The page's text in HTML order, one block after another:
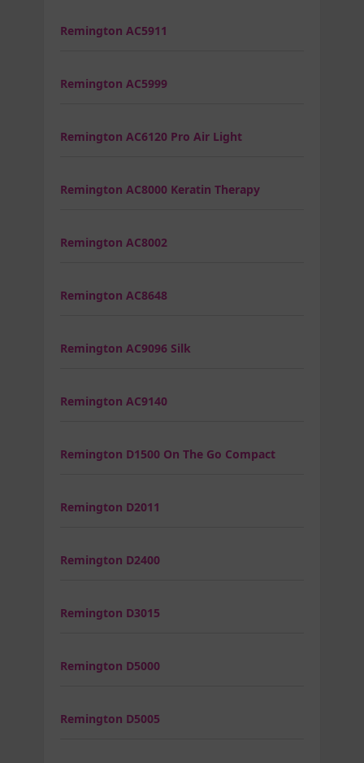
Remington AC5911
Remington AC5999
Remington AC6120 Pro Air Light
Remington AC8000 Keratin Therapy
Remington AC8002
Remington AC8648
Remington AC9096 Silk
Remington AC9140
Remington D1500 On The Go Compact
Remington D2011
Remington D2400
Remington D3015
Remington D5000
Remington D5005